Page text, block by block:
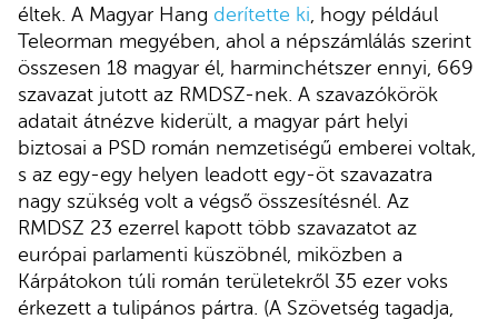
éltek. A Magyar Hang derítette ki , hogy például
Teleorman megyében, ahol a népszámlálás szerint
összesen 18 magyar él, harminchétszer ennyi, 669
szavazat jutott az RMDSZ-nek. A szavazókörök
adatait átnézve kiderült, a magyar párt helyi
biztosai a PSD román nemzetiségű emberei voltak,
s az egy-egy helyen leadott egy-öt szavazatra
nagy szükség volt a végső összesítésnél. Az
RMDSZ 23 ezerrel kapott több szavazatot az
európai parlamenti küszöbnél, miközben a
Kárpátokon túli román területekről 35 ezer voks
érkezett a tulipános pártra. (A Szövetség tagadja,